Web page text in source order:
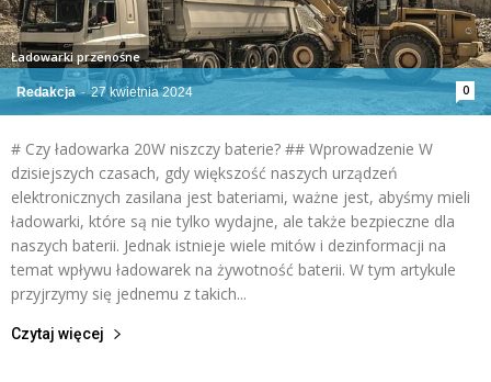
Redakcja - 27 kwietnia 2024 0
Ładowarki przenośne
# Czy ładowarka 20W niszczy baterie? ## Wprowadzenie W
dzisiejszych czasach, gdy większość naszych urządzeń
elektronicznych zasilana jest bateriami, ważne jest, abyśmy mieli
ładowarki, które są nie tylko wydajne, ale także bezpieczne dla
naszych baterii. Jednak istnieje wiele mitów i dezinformacji na
temat wpływu ładowarek na żywotność baterii. W tym artykule
przyjrzymy się jednemu z takich...
Czytaj więcej